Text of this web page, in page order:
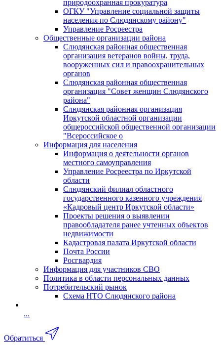
природоохранная прокуратура
ОГКУ "Управление социальной защиты
населения по Слюдянскому району"
Управление Росреестра
Общественные организации района
Слюдянская районная общественная
организация ветеранов войны, труда,
вооруженных сил и правоохранительных
органов
Слюдянская районная общественная
организация "Совет женщин Слюдянского
района"
Слюдянская районная организация
Иркутской областной организации
общероссийской общественной организации
"Всероссийское о
Информация для населения
Информация о деятельности органов
местного самоуправления
Управление Росреестра по Иркутской
области
Слюдянский филиал областного
государственного казенного учреждения
«Кадровый центр Иркутской области»
Проекты решения о выявлении
правообладателя ранее учтенных объектов
недвижимости
Кадастровая палата Иркутской области
Почта России
Росгвардия
Информация для участников СВО
Политика в области персональных данных
Потребительский рынок
Схема НТО Слюдянского района
...
Обратиться